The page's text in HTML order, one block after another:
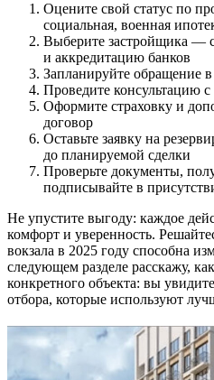
Оцените свой статус по
социальная, военная
Выберите застройщика —
и аккредитацию банков
Запланируйте обращение
Проведите консультацию
Оформите страховку и
договор
Оставьте заявку на
до планируемой сделки
Проверьте документы,
подписывайте в
Не упустите выгоду: каждое
комфорт и уверенность.
вокзала в 2025 году способна
следующем разделе расскажу,
конкретного объекта: вы
отбора, которые используют